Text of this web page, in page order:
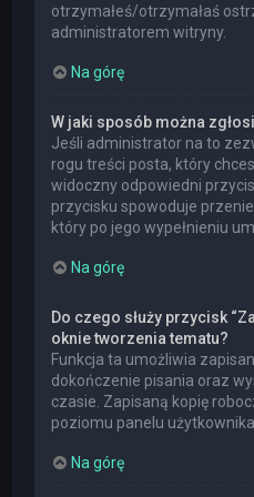
otrzymałeś/otrzymałaś
administratorem witryny.
Na górę
W jaki sposób można
Jeśli administrator na to
rogu treści posta, który
widoczny odpowiedni
przycisku spowoduje
który po jego wypełnieniu
Na górę
Do czego służy przycisk
oknie tworzenia tematu?
Funkcja ta umożliwia
dokończenie pisania oraz
czasie. Zapisaną kopię
poziomu panelu użytkownika.
Na górę